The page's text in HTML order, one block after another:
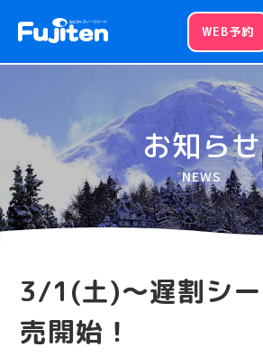
WEB予約
お知らせ
NEWS
3/1(土)～遅割シ
売開始！